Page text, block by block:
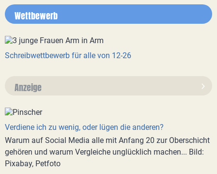
Wettbewerb
Schreibwettbewerb für alle von 12-26
Anzeige
Verdiene ich zu wenig, oder lügen die anderen?
Warum auf Social Media alle mit Anfang 20 zur Oberschicht
gehören und warum Vergleiche unglücklich machen... Bild:
Pixabay, Petfoto